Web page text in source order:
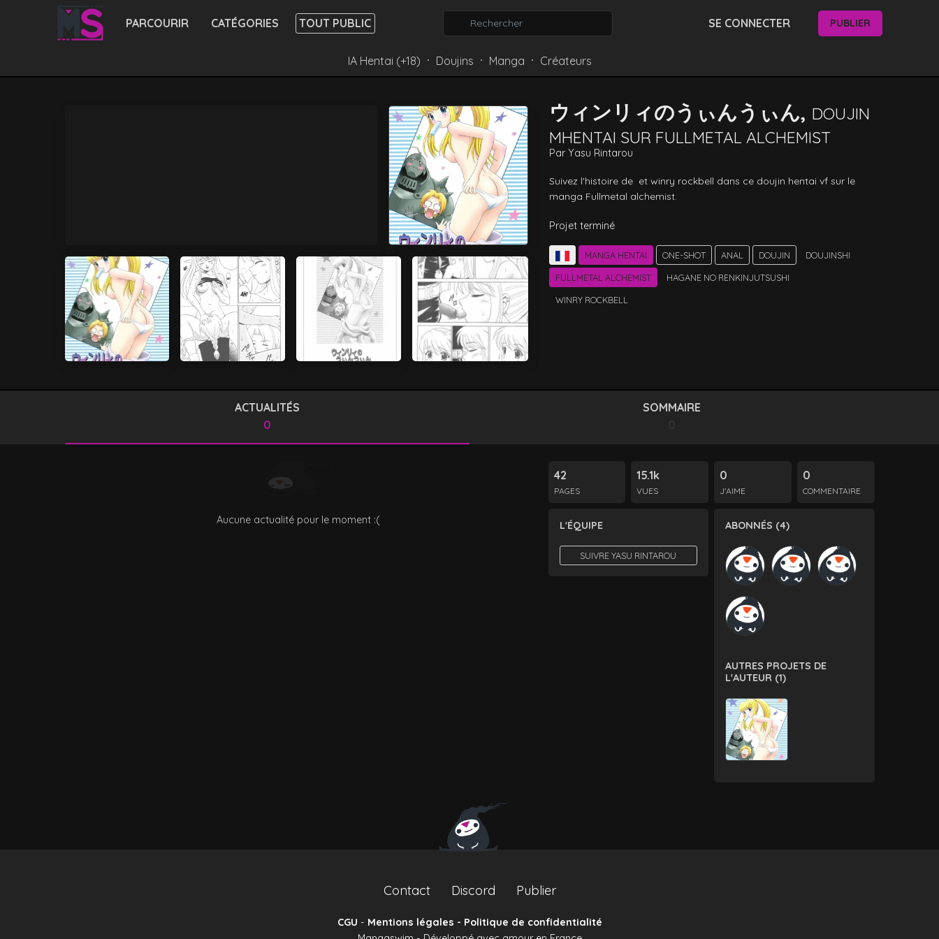
PARCOURIR CATÉGORIES TOUT PUBLIC SE CONNECTER PUBLIER
IA Hentai (+18) ⸱ Doujins ⸱ Manga ⸱ Créateurs
ウィンリィのうぃんうぃん, DOUJIN
MHENTAI SUR FULLMETAL ALCHEMIST
ParYasu Rintarou
Suivez l'histoire de  et winry rockbell dans ce doujin hentai vf sur le
manga Fullmetal alchemist.
Projet terminé
MANGA HENTAI ONE-SHOT ANAL DOUJIN DOUJINSHI
FULLMETAL ALCHEMIST
HAGANE NO RENKINJUTSUSHI
WINRY ROCKBELL
ACTUALITÉS
0
SOMMAIRE
Aucune actualité pour le moment :(
42
PAGES
15.1k
VUES
0
J'AIME
0
COMMENTAIRE
L'ÉQUIPE
SUIVRE YASU RINTAROU
ABONNÉS (4)
AUTRES PROJETS DE
L'AUTEUR (1)
Contact Discord Publier
CGU - Mentions légales - Politique de confidentialité